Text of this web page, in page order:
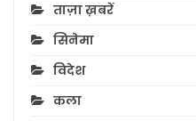
ताज़ा ख़बरें
सिनेमा
विदेश
कला